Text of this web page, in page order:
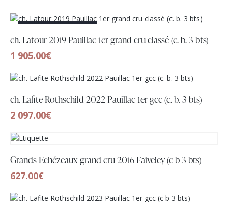
RUPTURE DE STOCK
ch. Latour 2019 Pauillac 1er grand cru classé (c. b. 3 bts)
1 905.00€
ch. Lafite Rothschild 2022 Pauillac 1er gcc (c. b. 3 bts)
2 097.00€
Grands Echézeaux grand cru 2016 Faiveley (c b 3 bts)
627.00€